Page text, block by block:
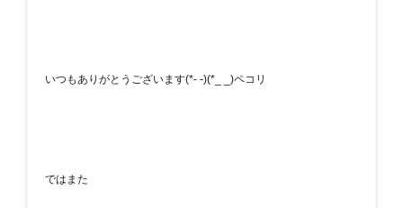
いつもありがとうございます(*- -)(*_ _)ペコリ
ではまた